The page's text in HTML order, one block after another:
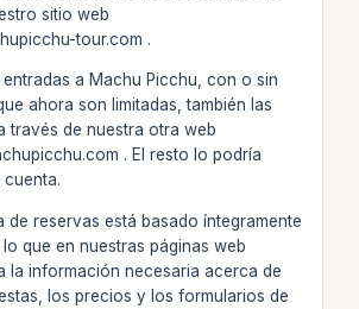
sitio web
tour.com .
a Machu Picchu, con o sin
ahora son limitadas, también las
través de nuestra otra web
. El resto lo podría
de reservas está basado íntegramente
que en nuestras páginas web
la información necesaria acerca de
los precios y los formularios de